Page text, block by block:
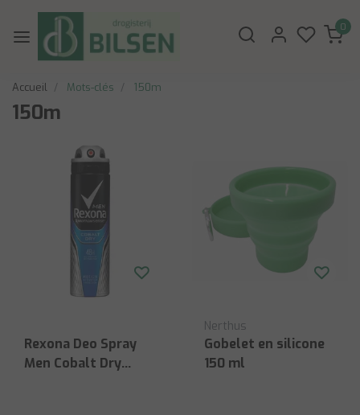
0
Accueil Mots-clés 150m
150m
Rexona Deo Spray
Men Cobalt Dry
Nerthus
Gobelet en silicone
150 ml